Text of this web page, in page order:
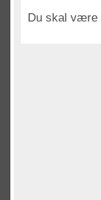
Du skal være